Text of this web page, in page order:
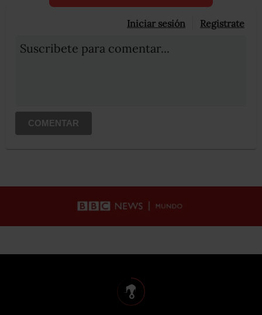
Iniciar sesión Registrate
Suscribete para comentar...
COMENTAR